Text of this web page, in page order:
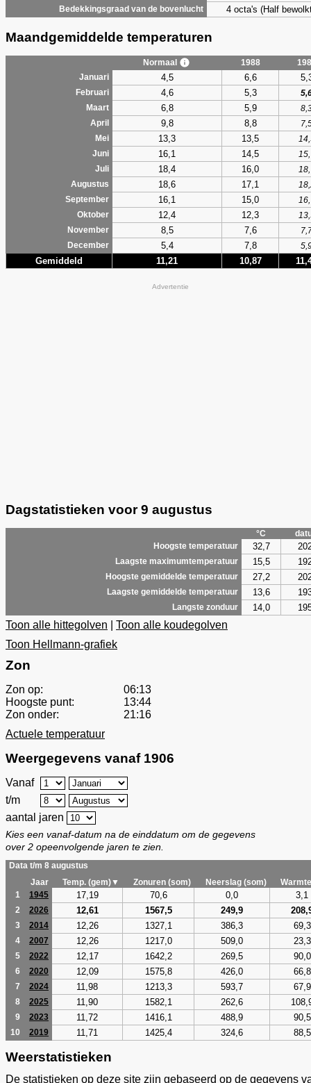
Bedekkingsgraad van de bovenlucht 4 octa's (Half
Maandgemiddelde temperaturen
Normaal 1988
Januari
4,5 6,6
Februari 4,6 5,3
Maart
6,8 5,9
April
9,8 8,8
Mei
13,3 13,5
Juni
16,1 14,5
Juli
18,4 16,0
Augustus
18,6 17,1
September
16,1 15,0
Oktober
12,4 12,3
November
8,5 7,6
December
5,4 7,8
Gemiddeld 11,21 10,87
Advertentie
Dagstatistieken voor 9 augustus
°C
Hoogste temperatuur
32,7
Laagste maximumtemperatuur 15,5
Hoogste gemiddelde temperatuur 27,2
Laagste gemiddelde temperatuur 13,6
Langste zonduur 14,0
Toon alle hittegolven
Toon alle koudegolven
Toon Hellmann-grafiek
Zon
Zon op:
06:13
Hoogste punt:
13:44
Zon onder:
21:16
Actuele temperatuur
Weergegevens vanaf 1906
Vanaf
t/m
aantal jaren
Kies een vanaf-datum na de einddatum om de gegevens
over 2 opeenvolgende jaren te zien.
Data t/m 8 augustus
Jaar
Temp. (gem)▼ Zonuren (som) Neerslag (som)
1
1945 17,19 70,6 0,0 3,1
2 2026 12,61 1567,5 249,9
3 2014 12,26 1327,1 386,3 69,3
4 2007 12,26 1217,0 509,0 23,3
5 2022 12,17 1642,2 269,5 90,0
6 2020 12,09 1575,8 426,0 66,8
7 2024 11,98 1213,3 593,7 67,9
8 2025 11,90 1582,1 262,6
9 2023 11,72 1416,1 488,9 90,5
10 2019 11,71 1425,4 324,6 88,5
Weerstatistieken
De statistieken op deze site zijn gebaseerd op de gegevens